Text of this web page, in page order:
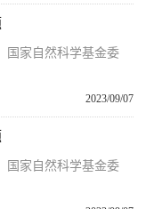
国家自然科学基金委
2023/09/07
国家自然科学基金委